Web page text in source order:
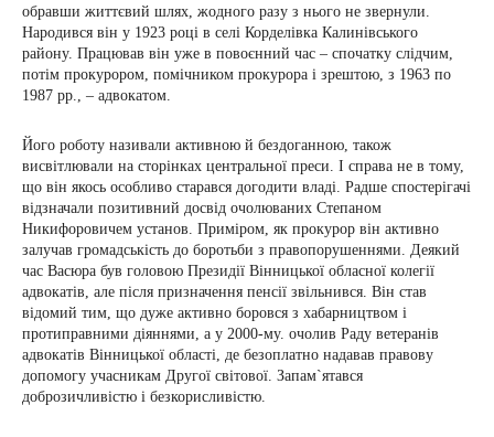
обравши життєвий шлях, жодного разу з нього не звернули.
Народився він у 1923 році в селі Корделівка Калинівського
району. Працював він уже в повоєнний час – спочатку слідчим,
потім прокурором, помічником прокурора і зрештою, з 1963 по
1987 рр., – адвокатом.
Його роботу називали активною й бездоганною, також
висвітлювали на сторінках центральної преси. І справа не в тому,
що він якось особливо старався догодити владі. Радше спостерігачі
відзначали позитивний досвід очолюваних Степаном
Никифоровичем установ. Приміром, як прокурор він активно
залучав громадськість до боротьби з правопорушеннями. Деякий
час Васюра був головою Президії Вінницької обласної колегії
адвокатів, але після призначення пенсії звільнився. Він став
відомий тим, що дуже активно боровся з хабарництвом і
протиправними діяннями, а у 2000-му. очолив Раду ветеранів
адвокатів Вінницької області, де безоплатно надавав правову
допомогу учасникам Другої світової. Запам`ятався
доброзичливістю і безкорисливістю.